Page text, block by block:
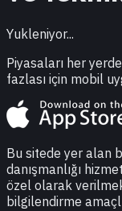
Yukleniyor...
Piyasaları her
fazlası için mobil
Bu sitede yer alan
danışmanlığı
özel olarak
bilgilendirme